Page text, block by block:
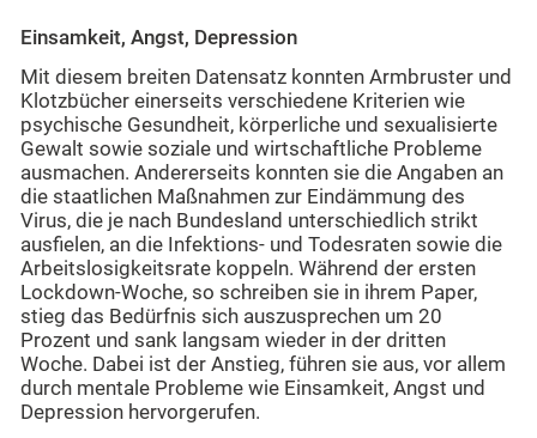
Einsamkeit, Angst, Depression
Mit diesem breiten Datensatz konnten Armbruster und
Klotzbücher einerseits verschiedene Kriterien wie
psychische Gesundheit, körperliche und sexualisierte
Gewalt sowie soziale und wirtschaftliche Probleme
ausmachen. Andererseits konnten sie die Angaben an
die staatlichen Maßnahmen zur Eindämmung des
Virus, die je nach Bundesland unterschiedlich strikt
ausfielen, an die Infektions- und Todesraten sowie die
Arbeitslosigkeitsrate koppeln. Während der ersten
Lockdown-Woche, so schreiben sie in ihrem Paper,
stieg das Bedürfnis sich auszusprechen um 20
Prozent und sank langsam wieder in der dritten
Woche. Dabei ist der Anstieg, führen sie aus, vor allem
durch mentale Probleme wie Einsamkeit, Angst und
Depression hervorgerufen.